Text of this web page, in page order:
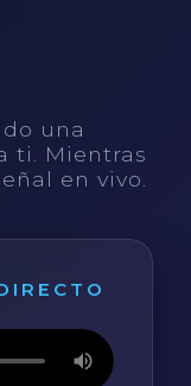
una
ti. Mientras
en vivo.